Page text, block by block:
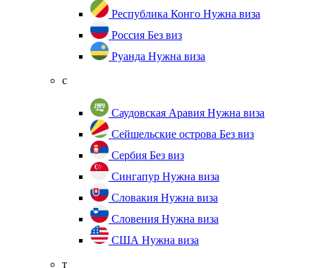
Республика Конго Нужна виза
Россия Без виз
Руанда Нужна виза
с
Саудовская Аравия Нужна виза
Сейшельские острова Без виз
Сербия Без виз
Сингапур Нужна виза
Словакия Нужна виза
Словения Нужна виза
США Нужна виза
т